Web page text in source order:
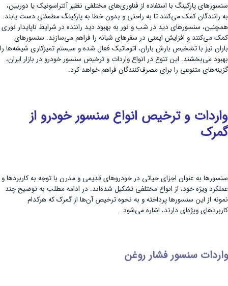
سنسورهای پارکینگ با استفاده از فناوری‌های مختلفی نظیر آلتراسونیک یا دوربین،
به رانندگان کمک می‌کنند تا به راحتی و بدون خطا به پارکینگ مطمئنی دست یابند.
همچنین، سنسورهای دید در شب و نور به بهبود دید راننده در شرایط ناپایدار نوری
کمک می‌کنند و افزایش ایمنی در سفرهای شبانه را فراهم می‌سازند. سنسورهای
باران نیز با تشخیص بارش باران، اتوماتیک فعال شده و سیستم تمیزکاری شیشه‌ها را
بهبود می‌بخشند. این تنوع در انواع واردات و ترخیص سنسور خودرو در بازار ایران،
گزینه‌های متنوعی را برای مصرف‌کنندگان فراهم خواهد کرد.
واردات و ترخیص انواع سنسور خودرو از
گمرک
سنسورها به عنوان اجزای حیاتی در خودروهای قدیمی و مدرن با توجه به کاربردها و
عملکرد ویژه خود، از انواع مختلفی تشکیل شده‌اند. در ادامه مطلب به توضیح چند
نمونه از این سنسورها پرداخته و به نحوه ترخیص آن‌ها از گمرک که هرکدام
کاربردهای ویژه‌ای دارند، اشاره می‌شود.
واردات سنسور فشار روغن